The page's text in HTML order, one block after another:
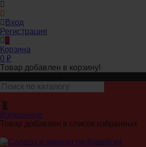
Вход
Регистрация
0
Корзина
0 ₽
Товар добавлен в корзину!
0
Избранные
Товар добавлен в список избранных